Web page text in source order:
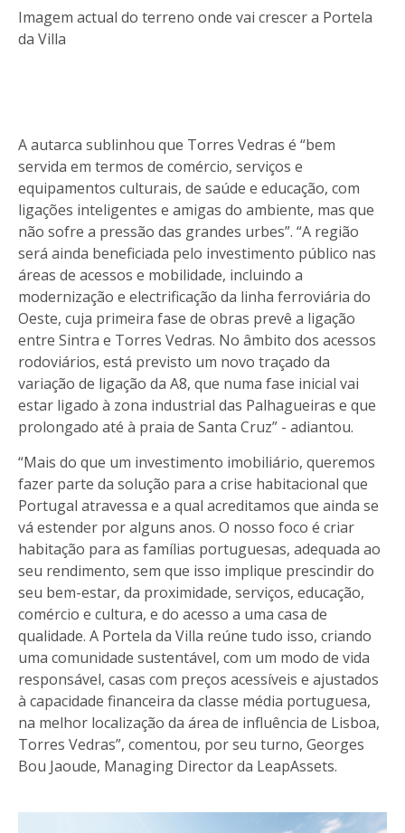
Imagem actual do terreno onde vai crescer a Portela
da Villa
A autarca sublinhou que Torres Vedras é “bem
servida em termos de comércio, serviços e
equipamentos culturais, de saúde e educação, com
ligações inteligentes e amigas do ambiente, mas que
não sofre a pressão das grandes urbes”. “A região
será ainda beneficiada pelo investimento público nas
áreas de acessos e mobilidade, incluindo a
modernização e electrificação da linha ferroviária do
Oeste, cuja primeira fase de obras prevê a ligação
entre Sintra e Torres Vedras. No âmbito dos acessos
rodoviários, está previsto um novo traçado da
variação de ligação da A8, que numa fase inicial vai
estar ligado à zona industrial das Palhagueiras e que
prolongado até à praia de Santa Cruz” - adiantou.
“Mais do que um investimento imobiliário, queremos
fazer parte da solução para a crise habitacional que
Portugal atravessa e a qual acreditamos que ainda se
vá estender por alguns anos. O nosso foco é criar
habitação para as famílias portuguesas, adequada ao
seu rendimento, sem que isso implique prescindir do
seu bem-estar, da proximidade, serviços, educação,
comércio e cultura, e do acesso a uma casa de
qualidade. A Portela da Villa reúne tudo isso, criando
uma comunidade sustentável, com um modo de vida
responsável, casas com preços acessíveis e ajustados
à capacidade financeira da classe média portuguesa,
na melhor localização da área de influência de Lisboa,
Torres Vedras”, comentou, por seu turno, Georges
Bou Jaoude, Managing Director da LeapAssets.